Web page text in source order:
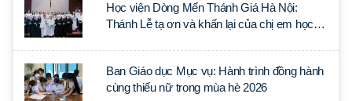
Học viện Dòng Mến Thánh Giá Hà Nội:
Thánh Lễ tạ ơn và khấn lại của chị em học
Ban Giáo dục Mục vụ: Hành trình đồng hành
cùng thiếu nữ trong mùa hè 2026